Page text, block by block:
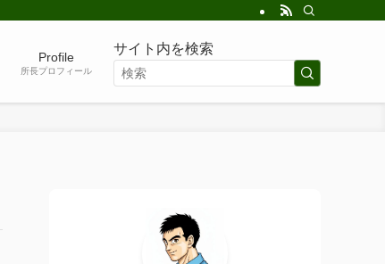
Profile
所長プロフィール
サイト内を検索